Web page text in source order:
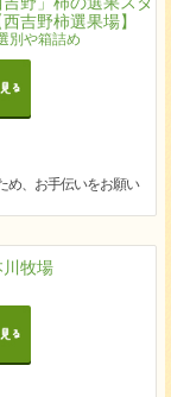
吉野柿選果場】
別や箱詰め
め、お手伝いをお願い
牧場